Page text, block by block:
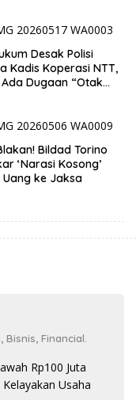
Desak Polisi
Kadis Koperasi NTT,
Dugaan “Otak
Bildad Torino
‘Narasi Kosong’
Uang ke Jaksa
Bisnis, Financial.